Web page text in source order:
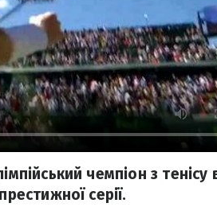
чемпіон з
серії.